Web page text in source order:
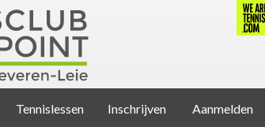
Tennislessen Inschrijven Aanmelden